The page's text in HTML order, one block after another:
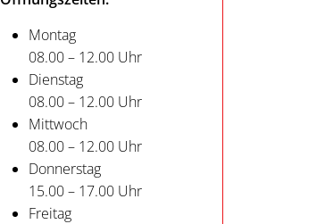
Montag
08.00 – 12.00 Uhr
Dienstag
08.00 – 12.00 Uhr
Mittwoch
08.00 – 12.00 Uhr
Donnerstag
15.00 – 17.00 Uhr
Freitag